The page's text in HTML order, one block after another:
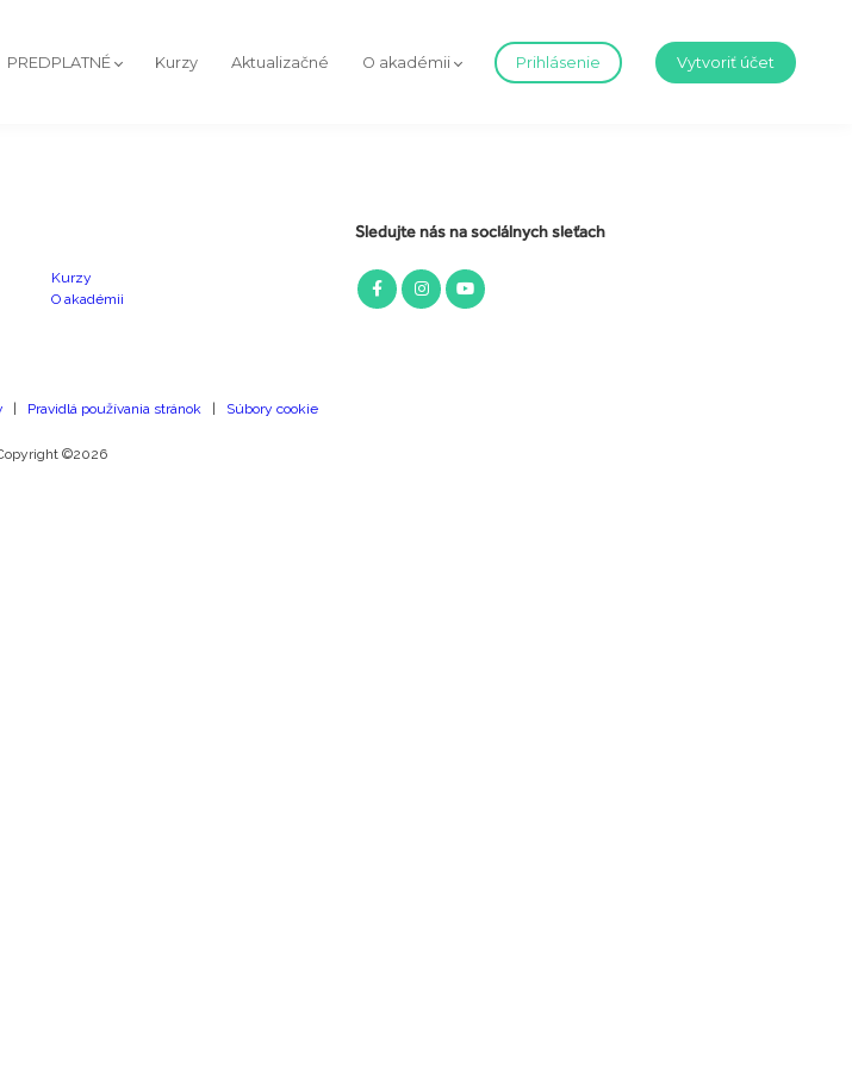
PREDPLATNÉ Kurzy Aktualizačné O akadémii Prihlásenie Vytvoriť účet
Kurzy
O akadémii
Sledujte nás na sociálnych sieťach
| Pravidlá používania stránok| Súbory cookie
©2026